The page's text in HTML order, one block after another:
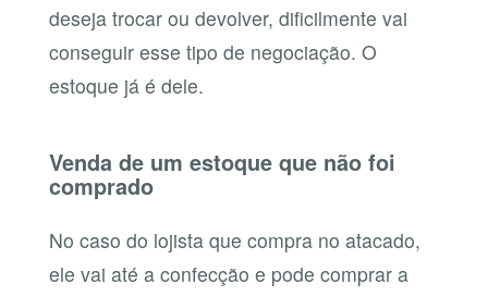
deseja trocar ou devolver, dificilmente vai
conseguir esse tipo de negociação. O
estoque já é dele.
Venda de um estoque que não foi
comprado
No caso do lojista que compra no atacado,
ele vai até a confecção e pode comprar a